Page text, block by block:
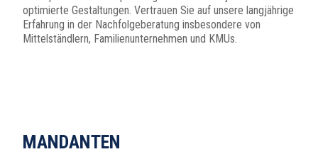
optimierte Gestaltungen. Vertrauen Sie auf unsere langjährige
Erfahrung in der Nachfolgeberatung insbesondere von
Mittelständlern, Familienunternehmen und KMUs.
MANDANTEN